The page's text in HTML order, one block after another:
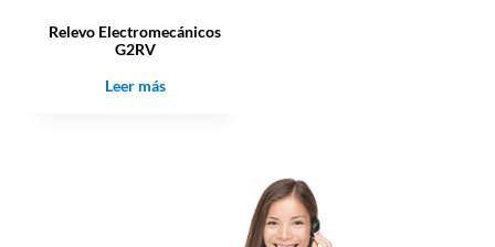
Relevo Electromecánicos
G2RV
Leer más